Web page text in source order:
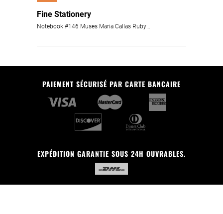
Fine Stationery
Notebook #146 Muses Maria Callas Ruby ligné
PAIEMENT SÉCURISÉ PAR CARTE BANCAIRE
EXPÉDITION GARANTIE SOUS 24H OUVRABLES.